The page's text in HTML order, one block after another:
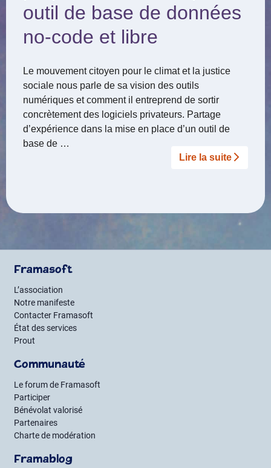
outil de base de données
no-code et libre
Le mouvement citoyen pour le climat et la justice
sociale nous parle de sa vision des outils
numériques et comment il entreprend de sortir
concrètement des logiciels privateurs. Partage
d’expérience dans la mise en place d’un outil de
base de …
Lire la suite­­
Framasoft
L’association
Notre manifeste
Contacter Framasoft
État des services
Prout
Communauté
Le forum de Framasoft
Participer
Bénévolat valorisé
Partenaires
Charte de modération
Framablog